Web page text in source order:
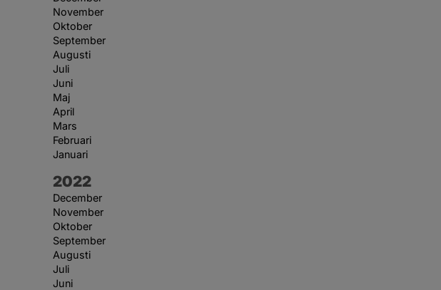
November
Oktober
September
Augusti
Juli
Juni
Maj
April
Mars
Februari
Januari
År:
2022
December
November
Oktober
September
Augusti
Juli
Juni